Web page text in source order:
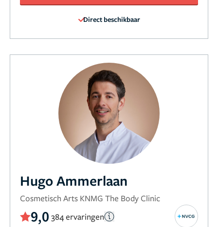
Direct beschikbaar
Hugo Ammerlaan
Cosmetisch Arts KNMG The Body Clinic
9,0 384 ervaringen